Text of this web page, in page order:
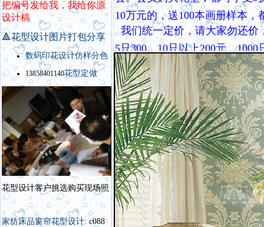
把编号发给我，我给你源
设计稿
🔺花型设计图片打包分享
数码印花设计仿样分色
13858401140花型定做
花型设计客户挑选购买现场照
家纺床品窗帘花型设计: c088
10万元的，送100本画册样本，
我们统一定价，请大家勿还价
5只300，10只以上200元，
QQ8535370，电话